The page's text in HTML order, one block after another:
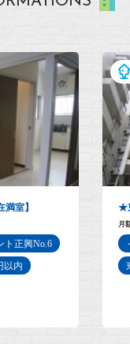
★
月